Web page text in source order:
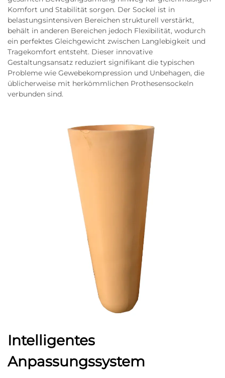
Komfort und Stabilität sorgen. Der Sockel ist in
belastungsintensiven Bereichen strukturell verstärkt,
behält in anderen Bereichen jedoch Flexibilität, wodurch
ein perfektes Gleichgewicht zwischen Langlebigkeit und
Tragekomfort entsteht. Dieser innovative
Gestaltungsansatz reduziert signifikant die typischen
Probleme wie Gewebekompression und Unbehagen, die
üblicherweise mit herkömmlichen Prothesensockeln
verbunden sind.
Intelligentes
Anpassungssystem